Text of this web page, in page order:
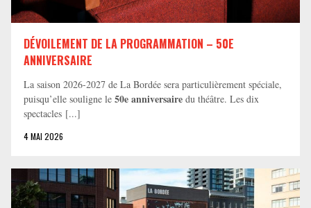
DÉVOILEMENT DE LA PROGRAMMATION – 50E
ANNIVERSAIRE
La saison 2026-2027 de La Bordée sera particulièrement spéciale,
puisqu’elle souligne le 50e anniversaire du théâtre. Les dix
spectacles [...]
4 MAI 2026